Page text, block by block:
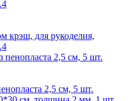
крэш, для рукоделия,
2,5 см, 5 шт.